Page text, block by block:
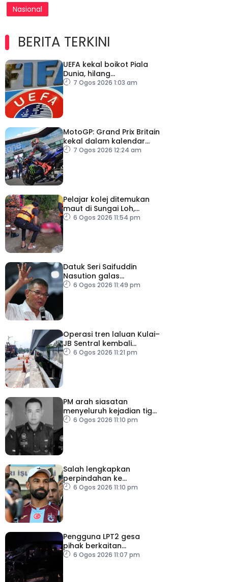
Nasional
BERITA TERKINI
UEFA kekal boikot Piala
Dunia, hilang
kepercayaan kepada
7 Ogos 2026 1:03 am
MotoGP: Grand Prix Britain
kekal dalam kalendar
hingga 2028
7 Ogos 2026 12:24 am
Pelajar kolej ditemukan
maut di Sungai Loh,
Dungun
6 Ogos 2026 11:54 pm
Datuk Seri Saifuddin
Nasution galas
sementara tugas
6 Ogos 2026 11:49 pm
Operasi tren laluan Kulai–
JB Sentral kembali
beroperasi
6 Ogos 2026 11:21 pm
PM arah siasatan
menyeluruh kejadian tiga
anggota polis maut
6 Ogos 2026 11:10 pm
Salah lengkapkan
perpindahan ke
Trabzonspor
6 Ogos 2026 11:10 pm
Pengguna LPT2 gesa
pihak berkaitan
pertingkat keselamatan
6 Ogos 2026 11:07 pm